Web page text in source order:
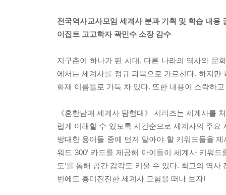
전국역사교사모임 세계사 분과 기획 및 학습 내용
이집트 고고학자 곽민수 소장 감수
지구촌이 하나가 된 시대, 다른 나라의 역사와 문
에서는 세계사를 정규 과목으로 가르친다. 하지
화재 이름들로 가득 차 있다. 또한 내용이 소략하
《흔한남매 세계사 탐험대》 시리즈는 세계사를
럽게 이해할 수 있도록 시간순으로 세계사의 주
방대한 용어들 중에 먼저 알아야 할 키워드들을
워드 300’ 카드를 제공해 아이들이 세계사 키워
도’를 통해 공간 감각도 키울 수 있다. 최고의 역
번에도 흥미진진한 세계사 모험을 떠나 보자!